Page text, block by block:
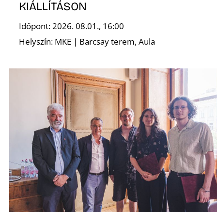
KIÁLLÍTÁSON
Időpont: 2026. 08.01., 16:00
Helyszín: MKE | Barcsay terem, Aula